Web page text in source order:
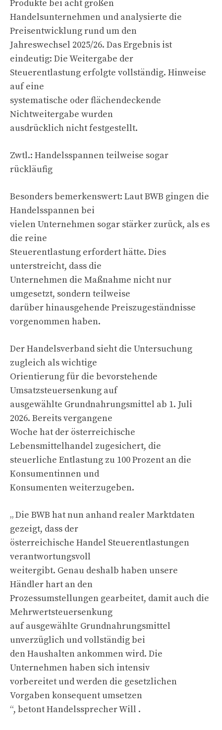
Produkte bei acht großen
Handelsunternehmen und analysierte die
Preisentwicklung rund um den
Jahreswechsel 2025/26. Das Ergebnis ist
eindeutig: Die Weitergabe der
Steuerentlastung erfolgte vollständig. Hinweise
auf eine
systematische oder flächendeckende
Nichtweitergabe wurden
ausdrücklich nicht festgestellt.
Zwtl.: Handelsspannen teilweise sogar
rückläufig
Besonders bemerkenswert: Laut BWB gingen die
Handelsspannen bei
vielen Unternehmen sogar stärker zurück, als es
die reine
Steuerentlastung erfordert hätte. Dies
unterstreicht, dass die
Unternehmen die Maßnahme nicht nur
umgesetzt, sondern teilweise
darüber hinausgehende Preiszugeständnisse
vorgenommen haben.
Der Handelsverband sieht die Untersuchung
zugleich als wichtige
Orientierung für die bevorstehende
Umsatzsteuersenkung auf
ausgewählte Grundnahrungsmittel ab 1. Juli
2026. Bereits vergangene
Woche hat der österreichische
Lebensmittelhandel zugesichert, die
steuerliche Entlastung zu 100 Prozent an die
Konsumentinnen und
Konsumenten weiterzugeben.
„ Die BWB hat nun anhand realer Marktdaten
gezeigt, dass der
österreichische Handel Steuerentlastungen
verantwortungsvoll
weitergibt. Genau deshalb haben unsere
Händler hart an den
Prozessumstellungen gearbeitet, damit auch die
Mehrwertsteuersenkung
auf ausgewählte Grundnahrungsmittel
unverzüglich und vollständig bei
den Haushalten ankommen wird. Die
Unternehmen haben sich intensiv
vorbereitet und werden die gesetzlichen
Vorgaben konsequent umsetzen
“, betont Handelssprecher Will .